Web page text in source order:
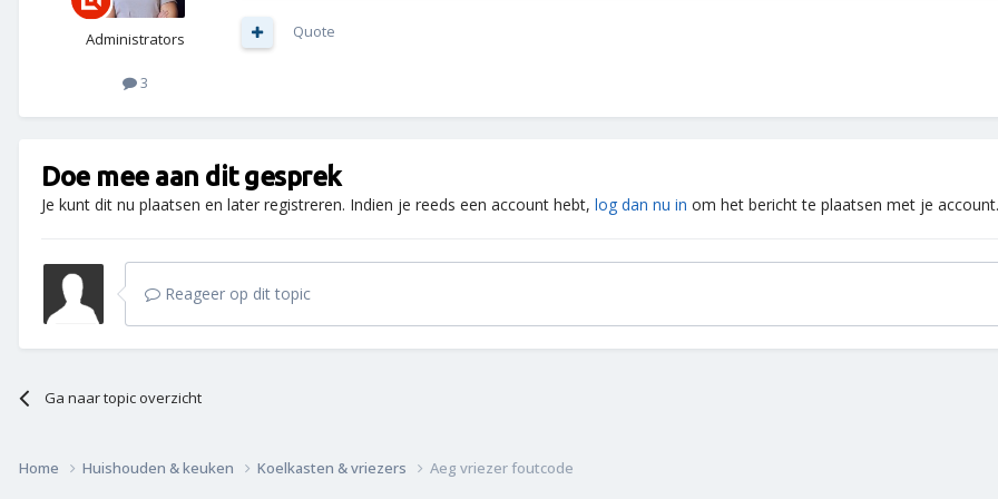
Administrators
3
Quote
Doe mee aan dit gesprek
Je kunt dit nu plaatsen en later registreren. Indien je reeds een account hebt, log dan nu in om het bericht te plaatsen met je account.
Reageer op dit topic
Ga naar topic overzicht
Home Huishouden & keuken Koelkasten & vriezers Aeg vriezer foutcode